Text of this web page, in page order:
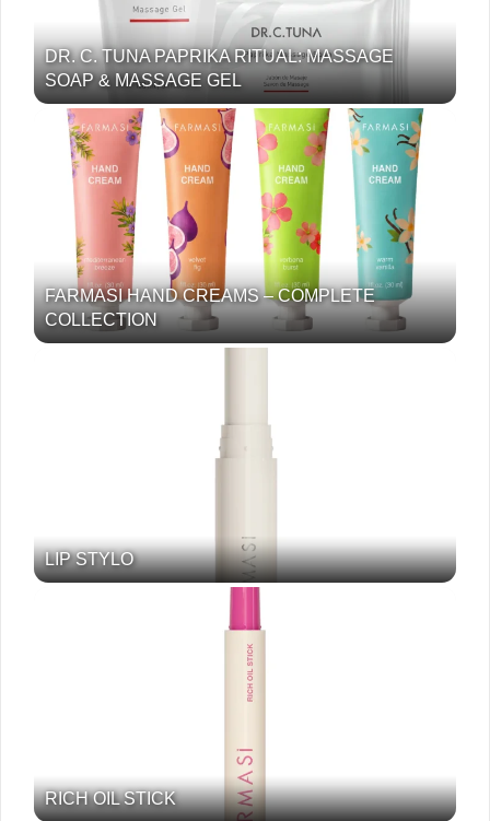
DR. C. TUNA PAPRIKA RITUAL: MASSAGE
SOAP & MASSAGE GEL
FARMASI HAND CREAMS – COMPLETE
COLLECTION
LIP STYLO
RICH OIL STICK